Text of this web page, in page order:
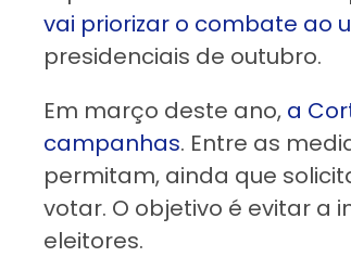
vai priorizar o combate ao
presidenciais de outubro.
Em março deste ano, a
campanhas. Entre as
permitam, ainda que
votar. O objetivo é evitar a
eleitores.